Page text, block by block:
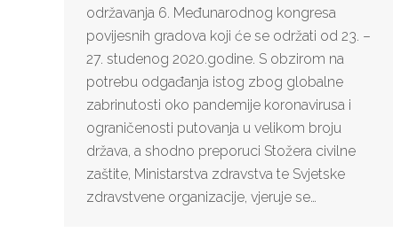
održavanja 6. Međunarodnog kongresa
povijesnih gradova koji će se održati od 23. –
27. studenog 2020.godine. S obzirom na
potrebu odgađanja istog zbog globalne
zabrinutosti oko pandemije koronavirusa i
ograničenosti putovanja u velikom broju
država, a shodno preporuci Stožera civilne
zaštite, Ministarstva zdravstva te Svjetske
zdravstvene organizacije, vjeruje se…